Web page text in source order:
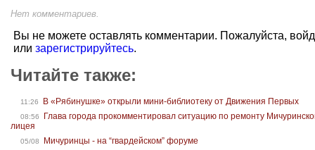
Нет комментариев.
Вы не можете оставлять комментарии. Пожалуйста,
или зарегистрируйтесь.
Читайте также:
11:26 В «Рябинушке» открыли мини-библиотеку от Движения Первых
08:56
Глава города прокомментировал ситуацию по ремонту
лицея
05/08 Мичуринцы - на “гвардейском” форуме